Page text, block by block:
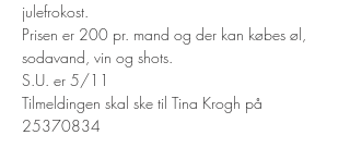
julefrokost.
Prisen er 200 pr. mand og der kan købes øl,
sodavand, vin og shots.
S.U. er 5/11
Tilmeldingen skal ske til Tina Krogh på
25370834